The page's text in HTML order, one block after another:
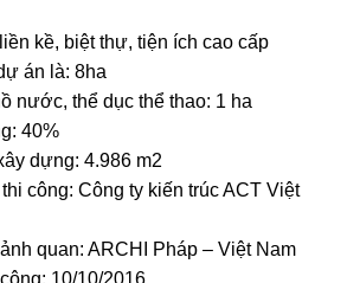
kề, biệt thự, tiện ích cao cấp
án là: 8ha
nước, thể dục thể thao: 1 ha
40%
dựng: 4.986 m2
công: Công ty kiến trúc ACT Việt
quan: ARCHI Pháp – Việt Nam
10/10/2016